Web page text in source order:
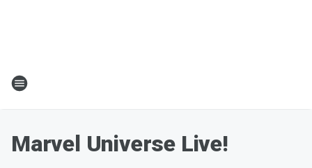
Marvel Universe Live!